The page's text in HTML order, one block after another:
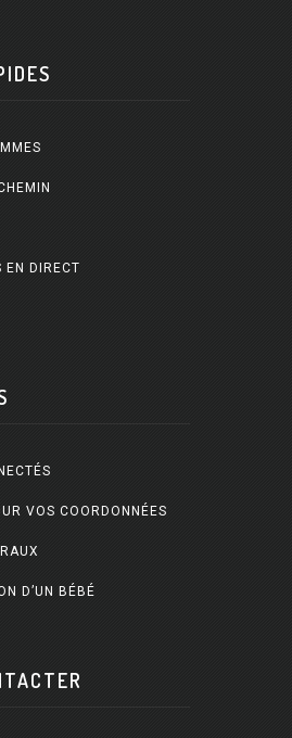
EN DIRECT
VOS COORDONNÉES
D’UN BÉBÉ